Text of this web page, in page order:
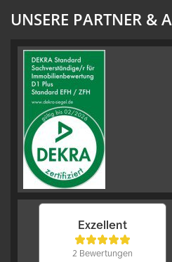
UNSERE PARTNER &